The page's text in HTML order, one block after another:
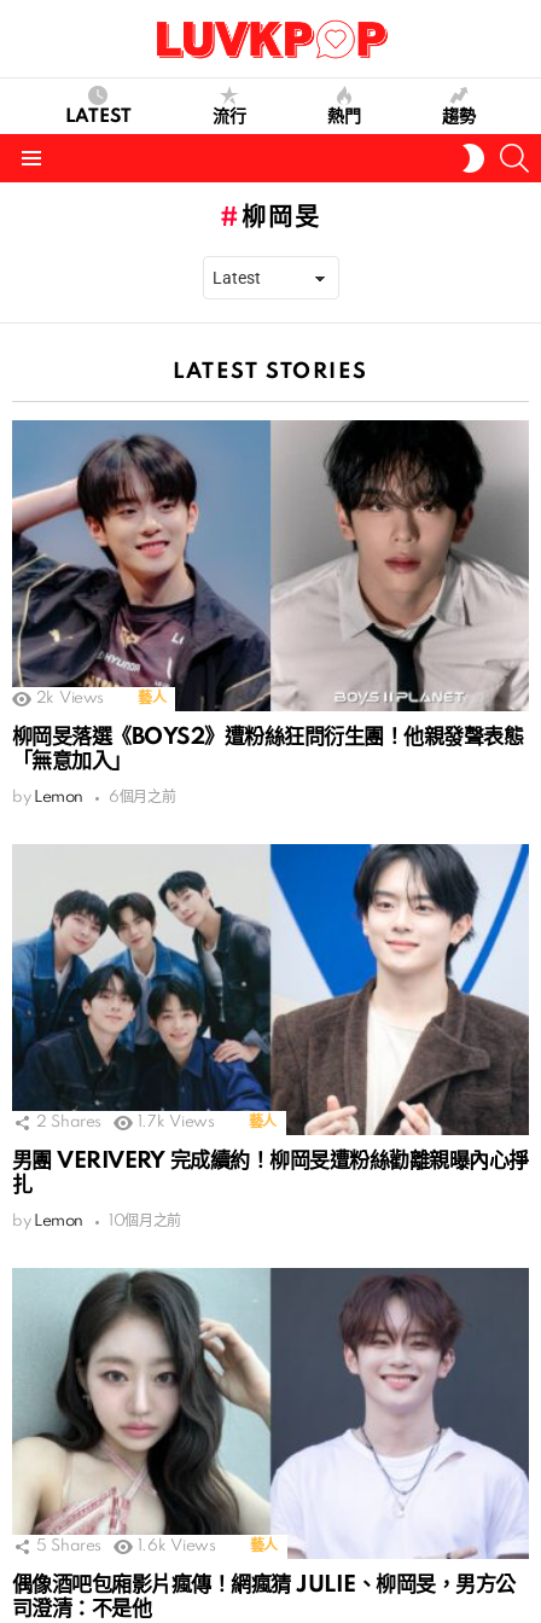
LATEST 流行 熱門 趨勢
SKIN
柳岡旻
LATEST STORIES
2k Views 藝人
柳岡旻落選《BOYS2》遭粉絲狂問衍生團！他親發聲表態
「無意加入」
by Lemon 6個月之前
2 Shares 1.7k Views 藝人
男團 VERIVERY 完成續約！柳岡旻遭粉絲勸離親曝內心掙
扎
by Lemon 10個月之前
5 Shares 1.6k Views 藝人
偶像酒吧包廂影片瘋傳！網瘋猜 JULIE、柳岡旻，男方公
司澄清：不是他